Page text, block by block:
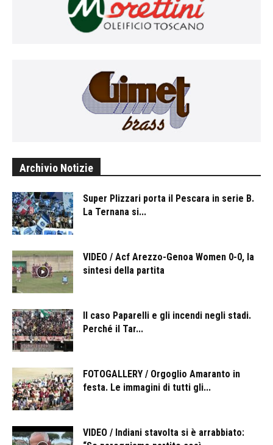
Archivio Notizie
Super Plizzari porta il Pescara in serie B.
La Ternana si...
VIDEO / Acf Arezzo-Genoa Women 0-0, la
sintesi della partita
ll caso Paparelli e gli incendi negli stadi.
Perché il Tar...
FOTOGALLERY / Orgoglio Amaranto in
festa. Le immagini di tutti gli...
VIDEO / Indiani stavolta si è arrabbiato: